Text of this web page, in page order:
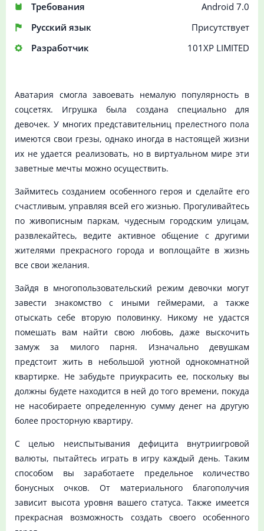
Требования
Android 7.0
Русский язык
Присутствует
Разработчик
101XP LIMITED
Аватария смогла завоевать немалую популярность в
соцсетях. Игрушка была создана специально для
девочек. У многих представительниц прелестного пола
имеются свои грезы, однако иногда в настоящей жизни
их не удается реализовать, но в виртуальном мире эти
заветные мечты можно осуществить.
Займитесь созданием особенного героя и сделайте его
счастливым, управляя всей его жизнью. Прогуливайтесь
по живописным паркам, чудесным городским улицам,
развлекайтесь, ведите активное общение с другими
жителями прекрасного города и воплощайте в жизнь
все свои желания.
Зайдя в многопользовательский режим девочки могут
завести знакомство с иными геймерами, а также
отыскать себе вторую половинку. Никому не удастся
помешать вам найти свою любовь, даже выскочить
замуж за милого парня. Изначально девушкам
предстоит жить в небольшой уютной однокомнатной
квартирке. Не забудьте приукрасить ее, поскольку вы
должны будете находится в ней до того времени, покуда
не насобираете определенную сумму денег на другую
более просторную квартиру.
С целью неиспытывания дефицита внутриигровой
валюты, пытайтесь играть в игру каждый день. Таким
способом вы заработаете предельное количество
бонусных очков. От материального благополучия
зависит высота уровня вашего статуса. Также имеется
прекрасная возможность создать своего особенного